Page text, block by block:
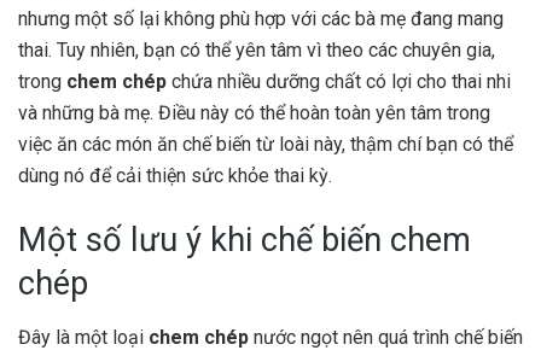
nhưng một số lại không phù hợp với các bà mẹ đang mang
thai. Tuy nhiên, bạn có thể yên tâm vì theo các chuyên gia,
trong chem chép chứa nhiều dưỡng chất có lợi cho thai nhi
và những bà mẹ. Điều này có thể hoàn toàn yên tâm trong
việc ăn các món ăn chế biến từ loài này, thậm chí bạn có thể
dùng nó để cải thiện sức khỏe thai kỳ.
Một số lưu ý khi chế biến chem
chép
Đây là một loại chem chép nước ngọt nên quá trình chế biến